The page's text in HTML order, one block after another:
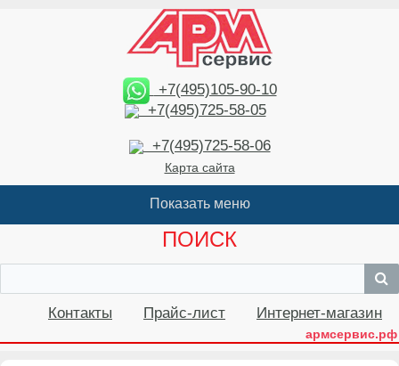
+7(495)105-90-10
+7(495)725-58-05
+7(495)725-58-06
Карта сайта
ПОИСК
Контакты Прайс-лист Интернет-магазин
армсервис.рф